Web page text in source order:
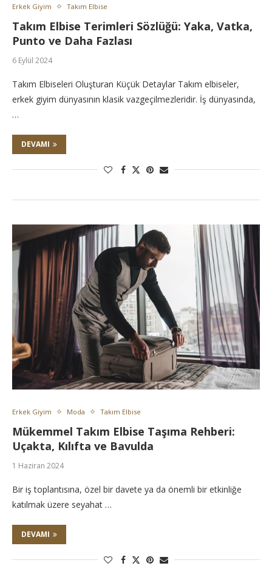
Erkek Giyim Takım Elbise
Takım Elbise Terimleri Sözlüğü: Yaka, Vatka,
Punto ve Daha Fazlası
6 Eylül 2024
Takım Elbiseleri Oluşturan Küçük Detaylar Takım elbiseler,
erkek giyim dünyasının klasik vazgeçilmezleridir. İş dünyasında,
…
DEVAMI
Erkek Giyim Moda Takım Elbise
Mükemmel Takım Elbise Taşıma Rehberi:
Uçakta, Kılıfta ve Bavulda
1 Haziran 2024
Bir iş toplantısına, özel bir davete ya da önemli bir etkinliğe
katılmak üzere seyahat …
DEVAMI